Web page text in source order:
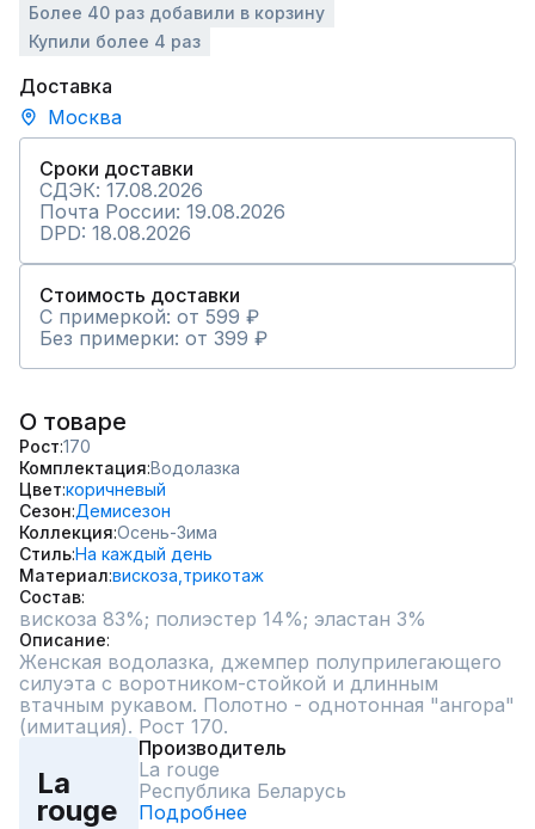
Более 40 раз добавили в корзину
Купили более 4 раз
Доставка
Москва
Сроки доставки
СДЭК: 17.08.2026
Почта России: 19.08.2026
DPD: 18.08.2026
Стоимость доставки
С примеркой: от 599 ₽
Без примерки: от 399 ₽
О товаре
Рост 170
Комплектация Водолазка
Цвет коричневый
Сезон Демисезон
Коллекция Осень-Зима
СтильНа каждый день
Материал вискоза, трикотаж
Состав
вискоза 83%; полиэстер 14%; эластан 3%
Описание
Женская водолазка, джемпер полуприлегающего
силуэта с воротником-стойкой и длинным
втачным рукавом. Полотно - однотонная "ангора"
(имитация). Рост 170.
La
rouge
Производитель
La rouge
Республика Беларусь
Подробнее